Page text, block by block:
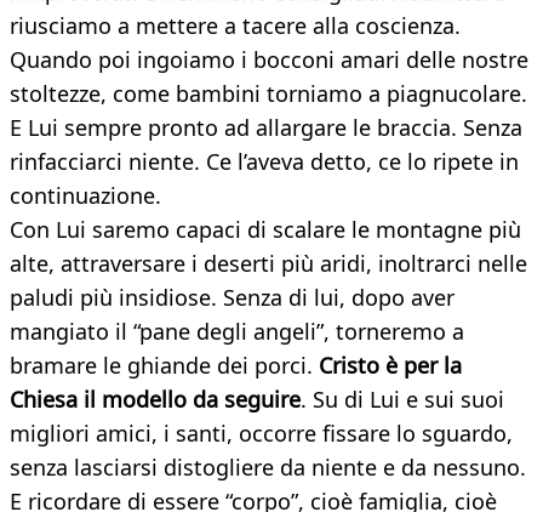
riusciamo a mettere a tacere alla coscienza.
Quando poi ingoiamo i bocconi amari delle nostre
stoltezze, come bambini torniamo a piagnucolare.
E Lui sempre pronto ad allargare le braccia. Senza
rinfacciarci niente. Ce l’aveva detto, ce lo ripete in
continuazione.
Con Lui saremo capaci di scalare le montagne più
alte, attraversare i deserti più aridi, inoltrarci nelle
paludi più insidiose. Senza di lui, dopo aver
mangiato il “pane degli angeli”, torneremo a
bramare le ghiande dei porci. Cristo è per la
Chiesa il modello da seguire. Su di Lui e sui suoi
migliori amici, i santi, occorre fissare lo sguardo,
senza lasciarsi distogliere da niente e da nessuno.
E ricordare di essere “corpo”, cioè famiglia, cioè